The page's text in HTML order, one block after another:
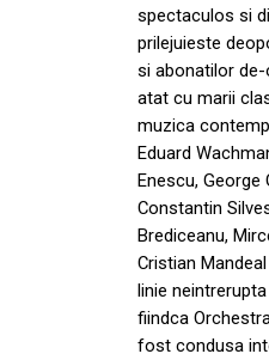
spectaculos si
prilejuieste
si abonatilor
atat cu marii
muzica
Eduard
Enescu, George
Constantin
Brediceanu,
Cristian
linie
fiindca
fost condusa